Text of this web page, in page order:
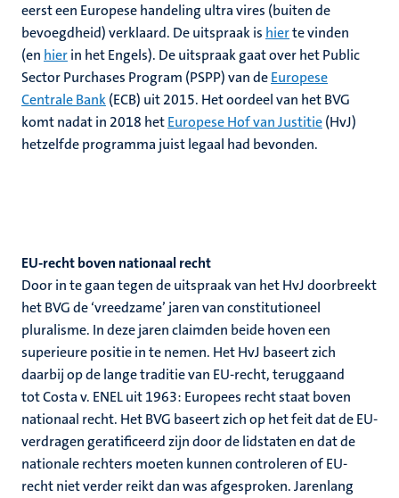
eerst een Europese handeling ultra vires (buiten de
bevoegdheid) verklaard. De uitspraak is hierte vinden
(en hierin het Engels). De uitspraak gaat over het Public
Sector Purchases Program (PSPP) van deEuropese
Centrale Bank(ECB) uit 2015. Het oordeel van het BVG
komt nadat in 2018 hetEuropese Hof van Justitie(HvJ)
hetzelfde programma juist legaal had bevonden.
EU-recht boven nationaal recht
Door in te gaan tegen de uitspraak van het HvJ doorbreekt
het BVG de ‘vreedzame’ jaren van constitutioneel
pluralisme. In deze jaren claimden beide hoven een
superieure positie in te nemen. Het HvJ baseert zich
daarbij op de lange traditie van EU-recht, teruggaand
tot Costa v. ENEL uit 1963: Europees recht staat boven
nationaal recht. Het BVG baseert zich op het feit dat de EU-
verdragen geratificeerd zijn door de lidstaten en dat de
nationale rechters moeten kunnen controleren of EU-
recht niet verder reikt dan was afgesproken. Jarenlang